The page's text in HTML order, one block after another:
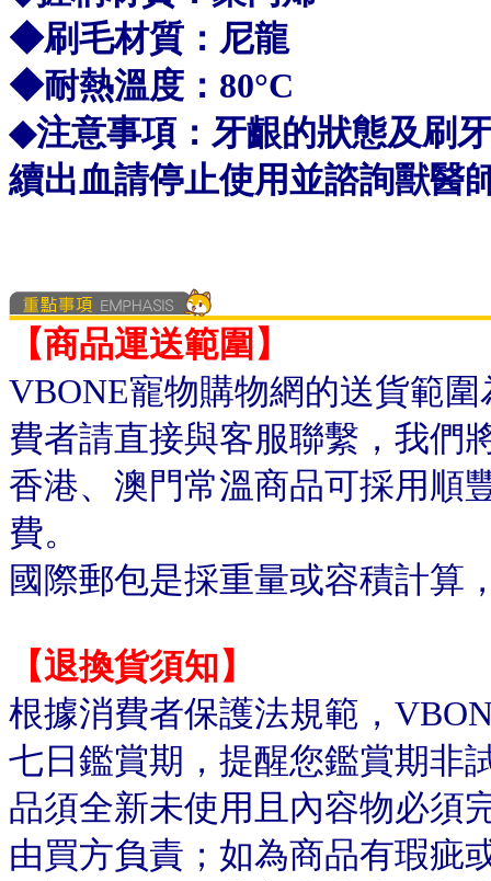
◆刷毛材質： 尼龍
◆耐熱溫度： 80°C
◆注意事項： 牙齦的狀態及刷
續出血請停止使用並諮詢獸醫
【商品運送範圍】
VBONE寵物購物網的送貨範
費者請直接與客服聯繫，我們
香港、澳門常溫商品可採用順
費。
國際郵包是採重量或容積計
【退換貨須知】
根據消費者保護法規範，
七日鑑賞期，提醒您鑑賞期非
品須全新未使用且內容物必須
由買方負責；如為商品有瑕疵